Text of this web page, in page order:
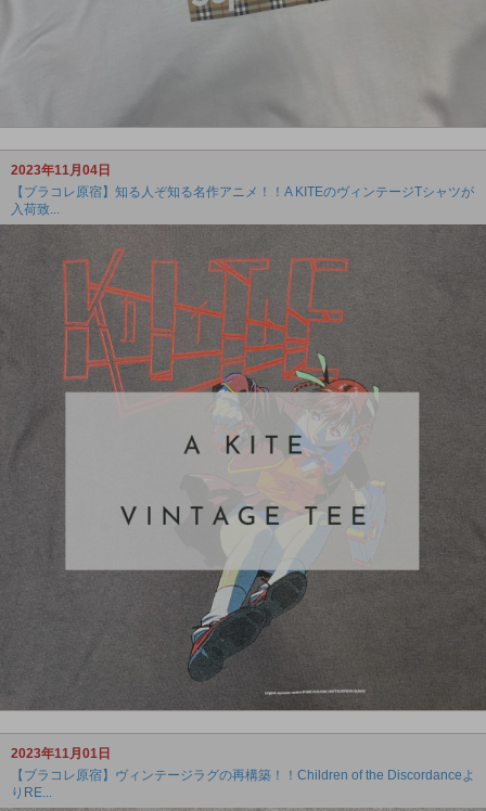
2023年11月04日
【ブラコレ原宿】知る人ぞ知る名作アニメ！！A KITEのヴィンテージTシャツが
入荷致...
2023年11月01日
【ブラコレ原宿】ヴィンテージラグの再構築！！Children of the Discordanceよ
りRE...